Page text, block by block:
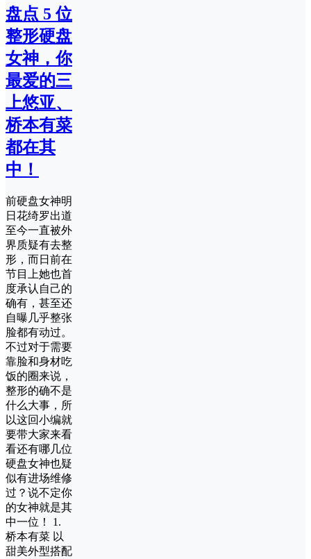
盘点 5 位
整形硬盘
女神，你
最爱的三
上悠亚、
桥本有菜
都在其
中！
前硬盘女神明
日花绮罗出道
至今一直被外
界质疑有去整
形，而日前在
节目上她也首
度承认自己的
确有，甚至还
自曝几乎整张
脸都有动过。
不过对于需要
靠脸和身材吃
饭的圈来说，
整形的确不是
什么大事，所
以这回小编就
要带大家来看
看还有哪几位
硬盘女神也疑
似有进场维修
过？说不定你
的女神就是其
中一位！ 1.
桥本有菜 以
甜美外型搭配